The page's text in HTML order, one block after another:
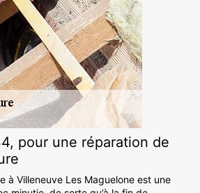
pour une réparation de
à Villeneuve Les Maguelone est une